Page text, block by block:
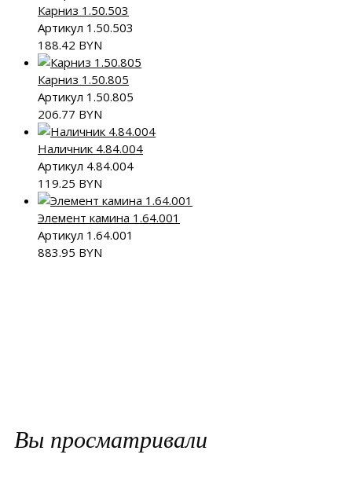
Карниз 1.50.503
Артикул 1.50.503
188.42 BYN
Карниз 1.50.805
Артикул 1.50.805
206.77 BYN
Наличник 4.84.004
Артикул 4.84.004
119.25 BYN
Элемент камина 1.64.001
Артикул 1.64.001
883.95 BYN
Вы просматривали